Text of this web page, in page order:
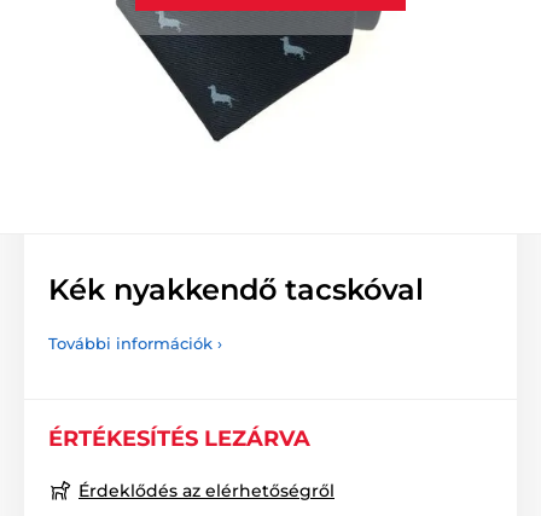
Kék nyakkendő tacskóval
További információk ›
ÉRTÉKESÍTÉS LEZÁRVA
Érdeklődés az elérhetőségről